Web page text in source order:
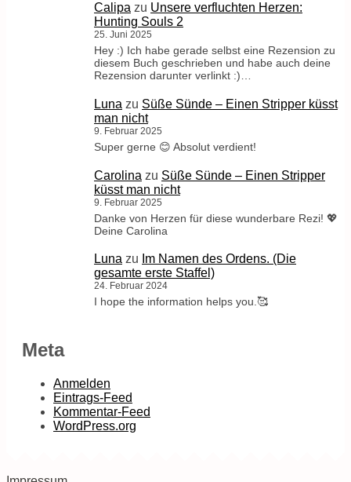
Calipa zu Unsere verfluchten Herzen:
Hunting Souls 2
25. Juni 2025
Hey :) Ich habe gerade selbst eine Rezension zu
diesem Buch geschrieben und habe auch deine
Rezension darunter verlinkt :)…
Luna zu Süße Sünde – Einen Stripper küsst
man nicht
9. Februar 2025
Super gerne 😊 Absolut verdient!
Carolina zu Süße Sünde – Einen Stripper
küsst man nicht
9. Februar 2025
Danke von Herzen für diese wunderbare Rezi! 💖
Deine Carolina
Luna zu Im Namen des Ordens. (Die
gesamte erste Staffel)
24. Februar 2024
I hope the information helps you.🥰
Meta
Anmelden
Eintrags-Feed
Kommentar-Feed
WordPress.org